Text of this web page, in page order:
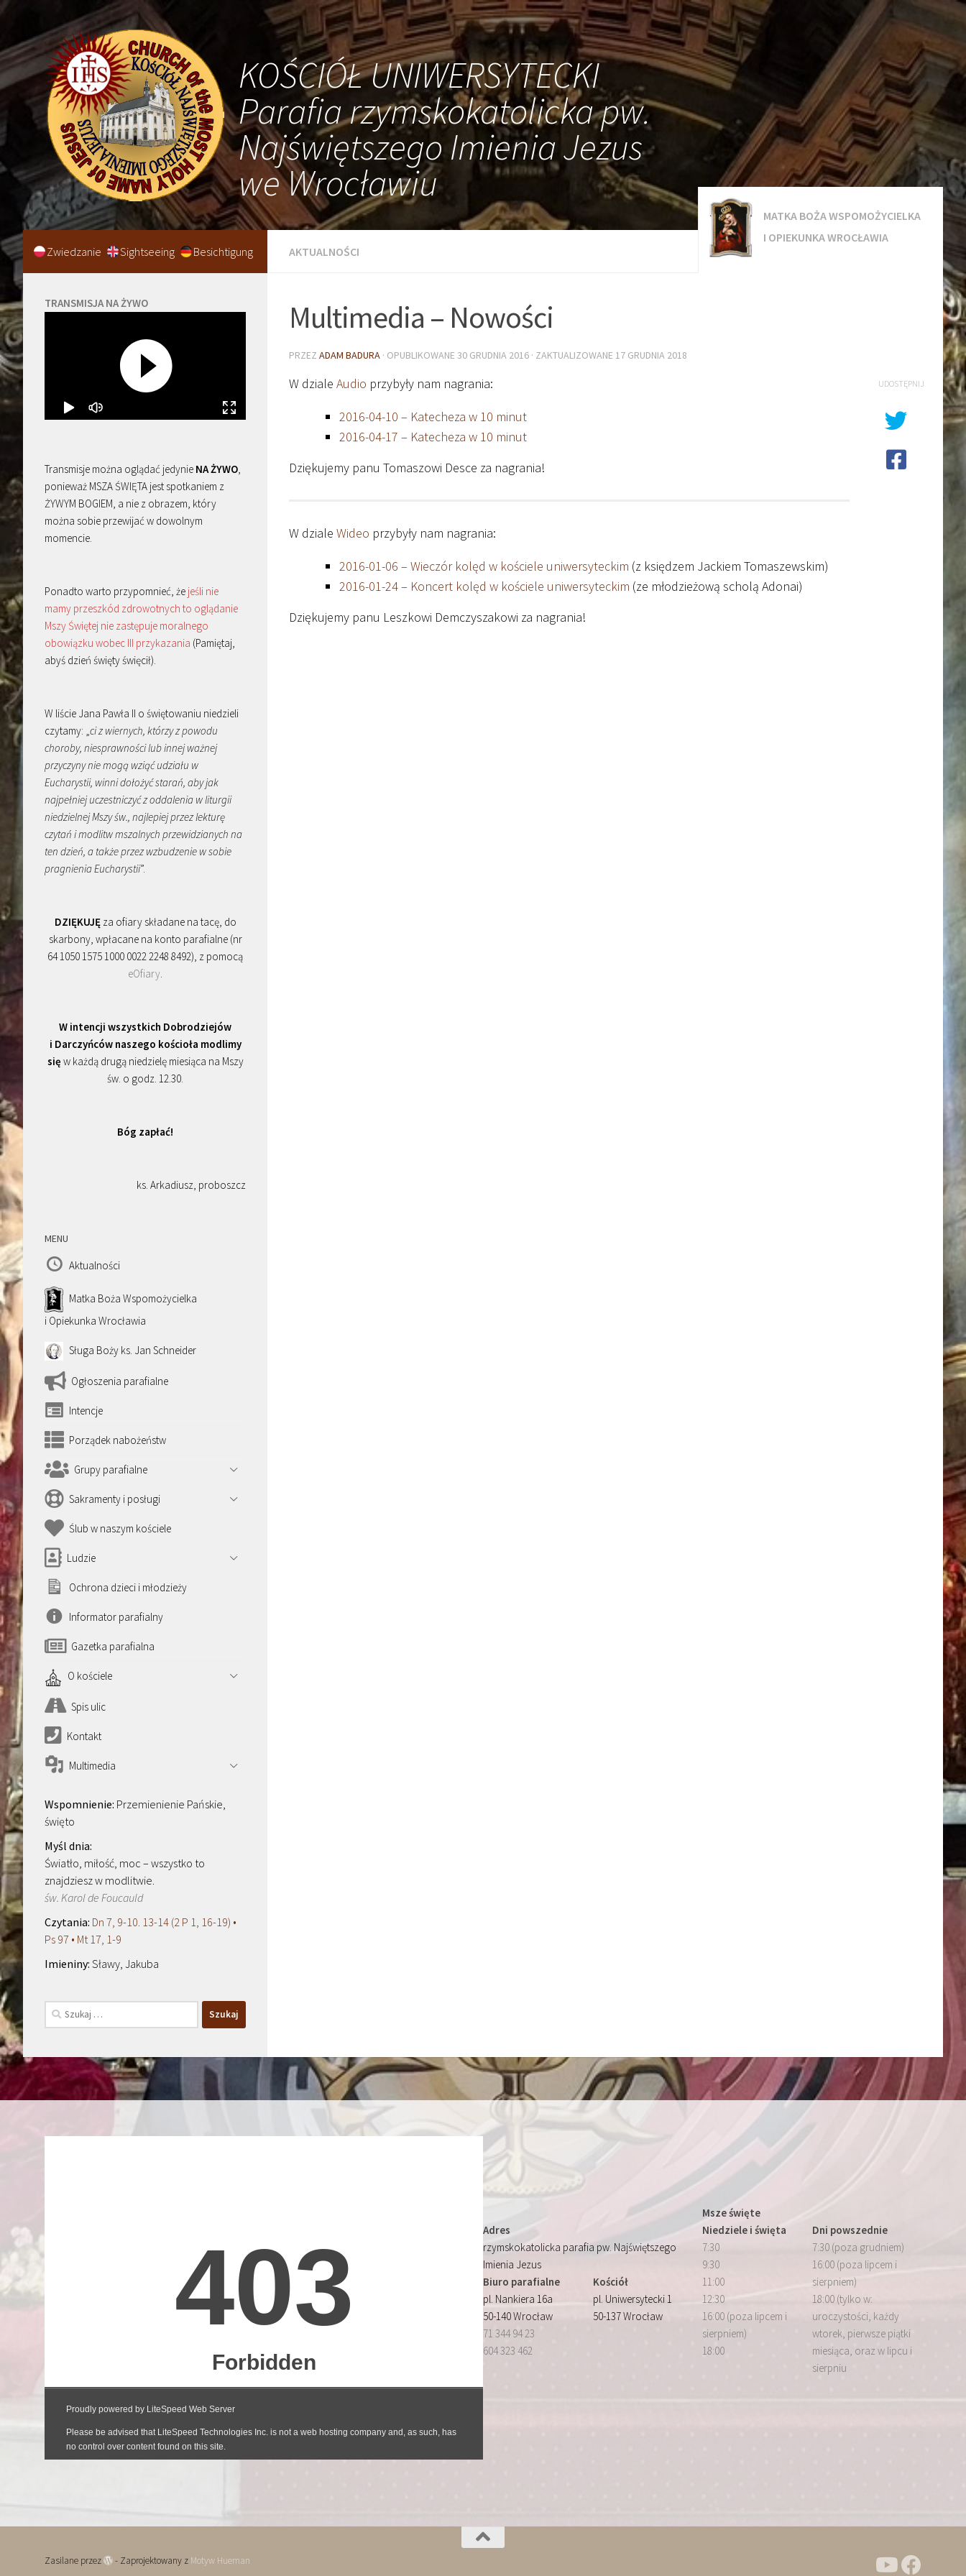
KOŚCIÓŁ UNIWERSYTECKI
Parafia rzymskokatolicka pw.
Najświętszego Imienia Jezus
we Wrocławiu
AKTUALNOŚCI
MATKA BOŻA WSPOMOŻYCIELKA
I OPIEKUNKA WROCŁAWIA
Multimedia – Nowości
PRZEZ ADAM BADURA · OPUBLIKOWANE 30 GRUDNIA 2016 · ZAKTUALIZOWANE 17 GRUDNIA 2018
W dziale Audio przybyły nam nagrania:
2016-04-10 – Katecheza w 10 minut
2016-04-17 – Katecheza w 10 minut
Dziękujemy panu Tomaszowi Desce za nagrania!
W dziale Wideo przybyły nam nagrania:
2016-01-06 – Wieczór kolęd w kościele uniwersyteckim (z księdzem Jackiem Tomaszewskim)
2016-01-24 – Koncert kolęd w kościele uniwersyteckim (ze młodzieżową scholą Adonai)
Dziękujemy panu Leszkowi Demczyszakowi za nagrania!
UDOSTĘPNIJ
Zwiedzanie Sightseeing Besichtigung
TRANSMISJA NA ŻYWO
Transmisje można oglądać jedynie NA ŻYWO,
ponieważ MSZA ŚWIĘTA jest spotkaniem z
ŻYWYM BOGIEM, a nie z obrazem, który
można sobie przewijać w dowolnym
momencie.
Ponadto warto przypomnieć, że jeśli nie
mamy przeszkód zdrowotnych to oglądanie
Mszy Świętej nie zastępuje moralnego
obowiązku wobec III przykazania (Pamiętaj,
abyś dzień święty święcił).
W liście Jana Pawła II o świętowaniu niedzieli
czytamy: „ci z wiernych, którzy z powodu
choroby, niesprawności lub innej ważnej
przyczyny nie mogą wziąć udziału w
Eucharystii, winni dołożyć starań, aby jak
najpełniej uczestniczyć z oddalenia w liturgii
niedzielnej Mszy św., najlepiej przez lekturę
czytań i modlitw mszalnych przewidzianych na
ten dzień, a także przez wzbudzenie w sobie
pragnienia Eucharystii”.
DZIĘKUJĘza ofiary składane na tacę, do
skarbony, wpłacane na konto parafialne (nr
64 1050 1575 1000 0022 2248 8492), z pomocą
eOfiary.
W intencji wszystkich Dobrodziejów
i Darczyńców naszego kościoła modlimy
się w każdą drugą niedzielę miesiąca na Mszy
św. o godz. 12.30.
Bóg zapłać!
ks. Arkadiusz, proboszcz
MENU
Aktualności
Matka Boża Wspomożycielka
i Opiekunka Wrocławia
Sługa Boży ks. Jan Schneider
Ogłoszenia parafialne
Intencje
Porządek nabożeństw
Grupy parafialne
Sakramenty i posługi
Ślub w naszym kościele
Ludzie
Ochrona dzieci i młodzieży
Informator parafialny
Gazetka parafialna
O kościele
Spis ulic
Kontakt
Multimedia
Przemienienie Pańskie,
święto
Światło, miłość, moc – wszystko to
znajdziesz w modlitwie.
św. Karol de Foucauld
Dn 7, 9-10. 13-14 (2 P 1, 16-19) •
Ps 97 • Mt 17, 1-9
Sławy, Jakuba
Szukaj:
Adres
rzymskokatolicka parafia pw. Najświętszego
Imienia Jezus
Biuro parafialne
pl. Nankiera 16a
50-140 Wrocław
71 344 94 23
604 323 462
Kościół
pl. Uniwersytecki 1
50-137 Wrocław
Msze święte
Niedziele i święta
7:30
9:30
11:00
12:30
16:00 (poza lipcem i
sierpniem)
18:00
Dni powszednie
7:30 (poza grudniem)
16:00 (poza lipcem i
sierpniem)
18:00 (tylko w:
uroczystości, każdy
wtorek, pierwsze piątki
miesiąca, oraz w lipcu i
sierpniu
Zasilane przez - Zaprojektowany z Motyw Hueman